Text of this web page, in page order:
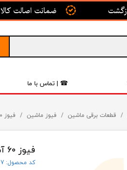
☎ | تماس با ما
ضمانت اصالت کالا
قطعات برقی ماشین فیوز ماشین فیوز ۶۰ آمپر زرد مکعبی تیبا ، ساینا ، کوئیک لایت ستار
فیوز ۶۰ آمپر زرد مکعبی تیبا ، ساینا ، کوئیک لایت ستار
کد محصول: 001647